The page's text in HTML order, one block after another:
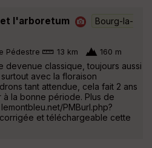
l'arboretum
Bourg-la-
Pédestre 13 km 160 m
devenue classique, toujours aussi
avec la floraison
tant attendue, cela fait 2 ans
la bonne période. Plus de
PMBurl.php?
et téléchargeable cette